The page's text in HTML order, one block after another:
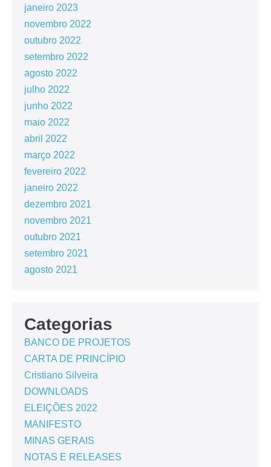
janeiro 2023
novembro 2022
outubro 2022
setembro 2022
agosto 2022
julho 2022
junho 2022
maio 2022
abril 2022
março 2022
fevereiro 2022
janeiro 2022
dezembro 2021
novembro 2021
outubro 2021
setembro 2021
agosto 2021
Categorias
BANCO DE PROJETOS
CARTA DE PRINCÍPIO
Cristiano Silveira
DOWNLOADS
ELEIÇÕES 2022
MANIFESTO
MINAS GERAIS
NOTAS E RELEASES